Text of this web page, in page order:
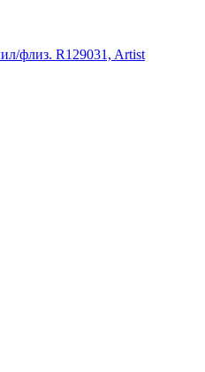
флиз. R129031, Artist